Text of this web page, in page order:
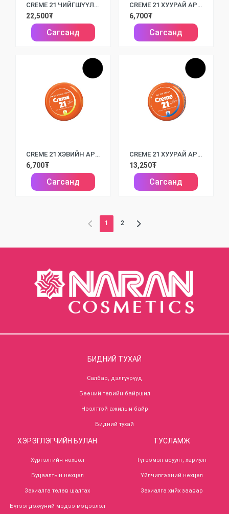
CREME 21 ЧИЙГШҮҮЛЭХ ҮЙЛЧИЛГЭЭТЭЙ БИЕИЙН ТОС NORMAL /400МЛ/
22,500₮
Сагсанд
CREME 21 ХУУРАЙ АРЬСАНД ТОХИРОМЖТОЙ НҮҮРНИЙ ТОС B5 /50МЛ/
6,700₮
Сагсанд
CREME 21 ХЭВИЙН АРЬСАНД ТОХИРОМЖТОЙ НҮҮРНИЙ ТОС E /50МЛ/
6,700₮
Сагсанд
CREME 21 ХУУРАЙ АРЬСАНД ТОХИРОМЖТОЙ НҮҮРНИЙ ТОС B5 /150МЛ/
13,250₮
Сагсанд
1 2
БИДНИЙ ТУХАЙ
Салбар, дэлгүүрүүд
Бөөний төвийн байршил
Нээлттэй ажилын байр
Бидний тухай
ХЭРЭГЛЭГЧИЙН БУЛАН
Хүргэлтийн нөхцөл
Буцаалтын нөхцөл
Захиалга төлөв шалгах
Бүтээгдэхүүний мэдээ мэдээлэл
ТУСЛАМЖ
Түгээмэл асуулт, хариулт
Үйлчилгээний нөхцөл
Захиалга хийх заавар